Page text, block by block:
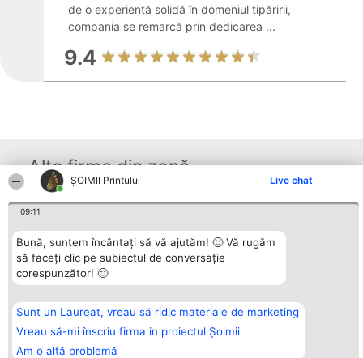
ŞOIMII Printului Live chat
09:11
Bună, suntem încântați să vă ajutăm! 🙂 Vă rugăm
să faceți clic pe subiectul de conversație
corespunzător! 🙂
Sunt un Laureat, vreau să ridic materiale de marketing
Vreau să-mi înscriu firma in proiectul Șoimii
Am o altă problemă
de o experiență solidă în domeniul tipăririi,
compania se remarcă prin dedicarea ...
9.4
Alte firme din zonă
BRIGHT SOLUTIONS BR SRL
Aleea Timisul De Sus 2 Bl. A30
Sc. A Et. 4 Ap. 13 Cod 061952
București
CUI 36737675
Câștigătorii
Lista Tuturor
Laureaților
confidențialitate
Contact